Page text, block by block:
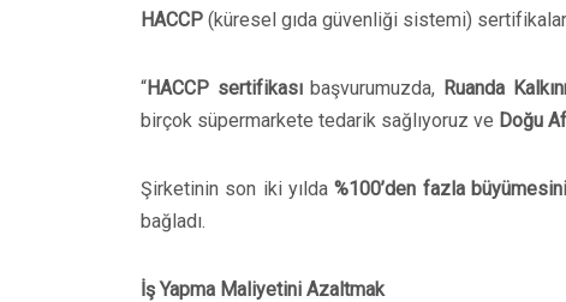
HACCP (küresel gıda güvenliği sistemi)
“HACCP sertifikasıbaşvurumuzda, Ruanda
birçok süpermarkete tedarik sağlıyoruz ve Doğu
Şirketinin son iki yılda%100’den fazla
bağladı.
İş Yapma Maliyetini Azaltmak